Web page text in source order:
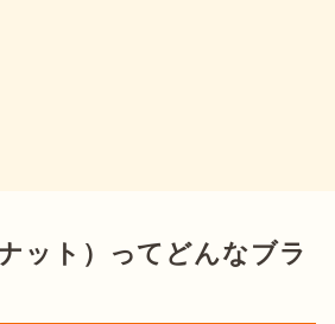
ット）ってどんなブラ